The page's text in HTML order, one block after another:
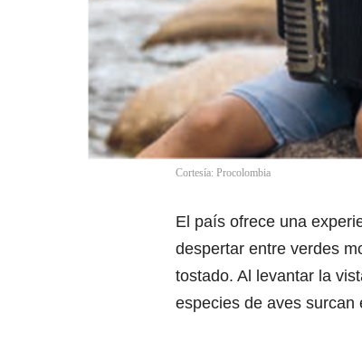
Cortesía: Procolombia
El país ofrece una
despertar entre verdes
tostado. Al levantar la
especies de aves surcan